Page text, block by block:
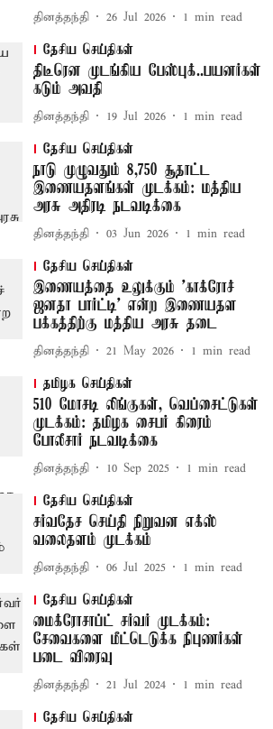
தினத்தந்தி 26 Jul 2026 1 min read
தேசிய செய்திகள்
திடீரென முடங்கிய பேஸ்புக்..பயனர்கள்
கடும் அவதி
தினத்தந்தி 19 Jul 2026 1 min read
தேசிய செய்திகள்
நாடு முழுவதும் 8,750 சூதாட்ட
இணையதளங்கள் முடக்கம்: மத்திய
அரசு அதிரடி நடவடிக்கை
தினத்தந்தி 03 Jun 2026 1 min read
தேசிய செய்திகள்
இணையத்தை உலுக்கும் 'காக்ரோச்
ஜனதா பார்ட்டி' என்ற இணையதள
பக்கத்திற்கு மத்திய அரசு தடை
தினத்தந்தி 21 May 2026 1 min read
தமிழக செய்திகள்
510 மோசடி லிங்குகள், வெப்சைட்டுகள்
முடக்கம்: தமிழக சைபர் கிரைம்
போலீசார் நடவடிக்கை
தினத்தந்தி 10 Sep 2025 1 min read
தேசிய செய்திகள்
சர்வதேச செய்தி நிறுவன எக்ஸ்
வலைதளம் முடக்கம்
தினத்தந்தி 06 Jul 2025 1 min read
தேசிய செய்திகள்
மைக்ரோசாப்ட் சர்வர் முடக்கம்:
சேவைகளை மீட்டெடுக்க நிபுணர்கள்
படை விரைவு
தினத்தந்தி 21 Jul 2024 1 min read
தேசிய செய்திகள்